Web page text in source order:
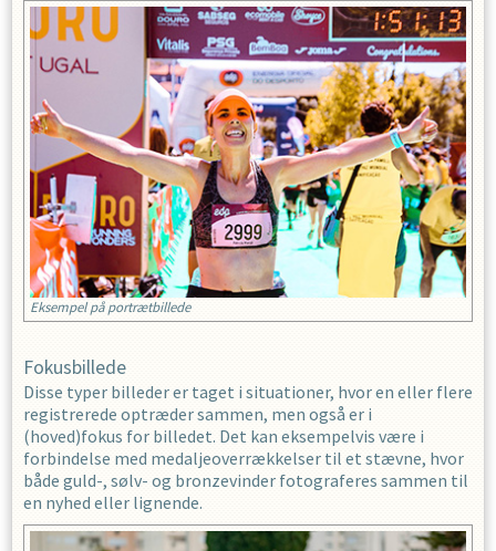
Eksempel på portrætbillede
Fokusbillede
Disse typer billeder er taget i situationer, hvor en eller flere
registrerede optræder sammen, men også er i
(hoved)fokus for billedet. Det kan eksempelvis være i
forbindelse med medaljeoverrækkelser til et stævne, hvor
både guld-, sølv- og bronzevinder fotograferes sammen til
en nyhed eller lignende.